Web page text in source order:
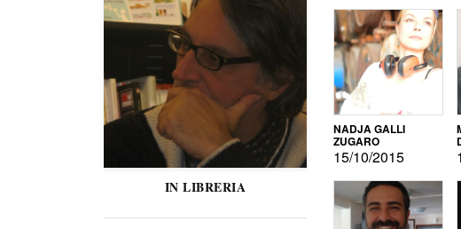
IN LIBRERIA
NADJA GALLI
ZUGARO
15/10/2015